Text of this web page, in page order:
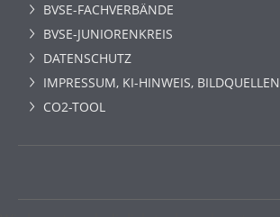
BVSE-FACHVERBÄNDE
BVSE-JUNIORENKREIS
DATENSCHUTZ
IMPRESSUM, KI-HINWEIS, BILDQUELLEN
CO2-TOOL